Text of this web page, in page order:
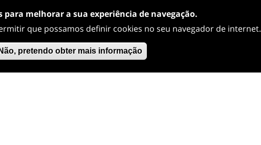
para melhorar a sua experiência de navegação.
que possamos definir cookies no seu navegador de internet.
Não, pretendo obter mais informação